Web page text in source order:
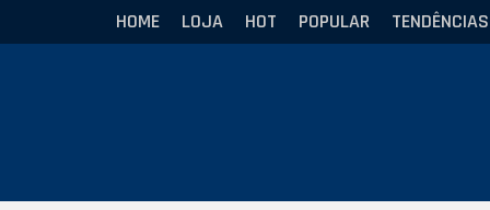
HOME LOJA HOT POPULAR TENDÊNCIAS